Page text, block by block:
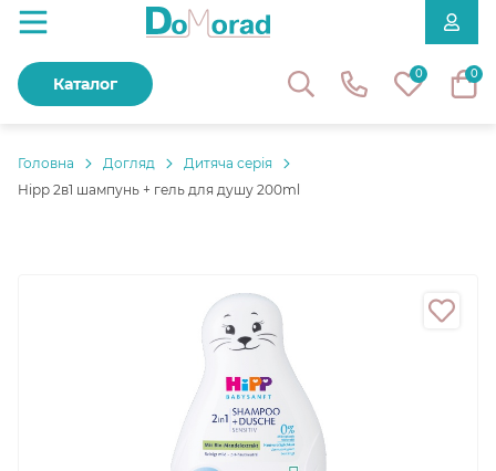
0 0
Каталог
Головнa Догляд
Дитяча серія
Hipp 2в1 шампунь + гель для душу 200ml